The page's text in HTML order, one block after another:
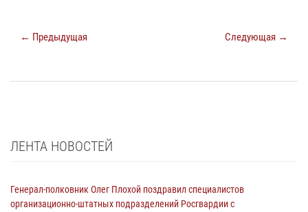
← Предыдущая Следующая →
ЛЕНТА НОВОСТЕЙ
Генерал-полковник Олег Плохой поздравил специалистов
организационно-штатных подразделений Росгвардии с